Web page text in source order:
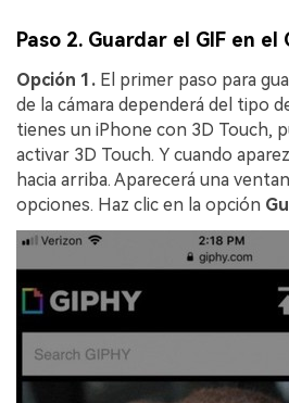
Paso 2. Guardar el GIF en el
Opción 1. El primer paso para
de la cámara dependerá del tipo
tienes un iPhone con 3D Touch,
activar 3D Touch. Y cuando
hacia arriba. Aparecerá una
opciones. Haz clic en la opción